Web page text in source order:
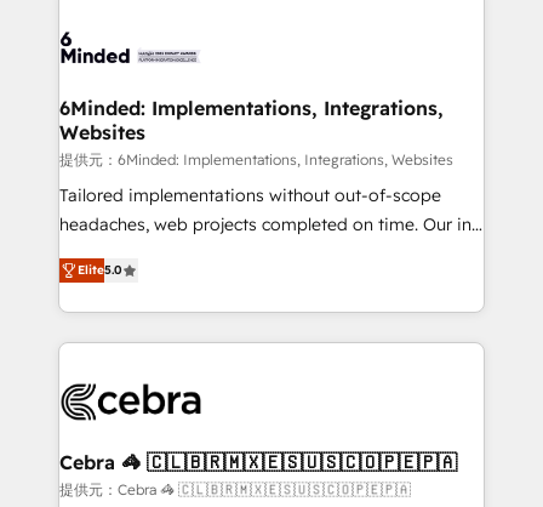
tailored to your GTM motion. 🔹 Migrations: Move
downtime. 🔹 RevOps Strategy: Align teams,
processes, and data to drive revenue efficiency. 🔹
Integrations: Connect HubSpot with your tech stack
for better adoption. 🔹 Custom Solutions: Build
tailored apps, workflows, and configurations. We are
our commitment to data security and compliance. At
OneMetric, we help revenue teams focus on the
6Minded: Implementations, Integrations,
Websites
提供元：6Minded: Implementations, Integrations, Websites
Tailored implementations without out-of-scope
headaches, web projects completed on time. Our in-
house team of certified CRM architects, experts,
developers, designers, and marketers handles all
aspects of your HubSpot. ✨ 400+ global clients ✨
100+ seamless migrations from 15+ different CRMs
implementations, and 5,000+ pages ✨ CS: Clients
CS: 245% organic growth & +751% new visitors for a
full-funnel HubSpot project ✨ CS: 415% conversion
Elite5.0
Cebra 🦓 🇨🇱🇧🇷🇲🇽🇪🇸🇺🇸🇨🇴🇵🇪🇵🇦
提供元：Cebra 🦓 🇨🇱🇧🇷🇲🇽🇪🇸🇺🇸🇨🇴🇵🇪🇵🇦